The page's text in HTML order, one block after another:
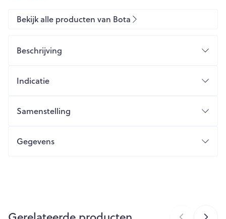
Bekijk alle producten van Bota
Beschrijving
Indicatie
Samenstelling
Gegevens
Merken Bota